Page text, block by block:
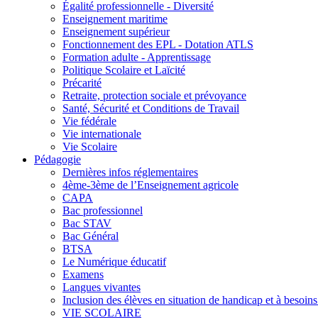
Égalité professionnelle - Diversité
Enseignement maritime
Enseignement supérieur
Fonctionnement des EPL - Dotation ATLS
Formation adulte - Apprentissage
Politique Scolaire et Laïcité
Précarité
Retraite, protection sociale et prévoyance
Santé, Sécurité et Conditions de Travail
Vie fédérale
Vie internationale
Vie Scolaire
Pédagogie
Dernières infos réglementaires
4ème-3ème de l’Enseignement agricole
CAPA
Bac professionnel
Bac STAV
Bac Général
BTSA
Le Numérique éducatif
Examens
Langues vivantes
Inclusion des élèves en situation de handicap et à
VIE SCOLAIRE